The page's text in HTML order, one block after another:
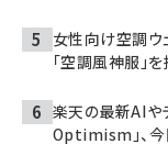
女性向け空調ウ
「空調風神服」
楽天の最新AIや
Optimism」、今